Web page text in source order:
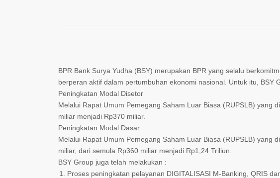
BPR Bank Surya Yudha (BSY) merupakan BPR yang selalu
berperan aktif dalam pertumbuhan ekonomi nasional. Untuk itu, BSY
Peningkatan Modal Disetor
Melalui Rapat Umum Pemegang Saham Luar Biasa (RUPSLB) yang
miliar menjadi Rp370 miliar.
Peningkatan Modal Dasar
Melalui Rapat Umum Pemegang Saham Luar Biasa (RUPSLB)
miliar, dari semula Rp360 miliar menjadi Rp1,24 Triliun.
BSY Group juga telah melakukan :
Proses peningkatan pelayanan DIGITALISASI M-Banking, QRIS